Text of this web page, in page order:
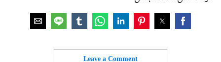
Leave a Comment